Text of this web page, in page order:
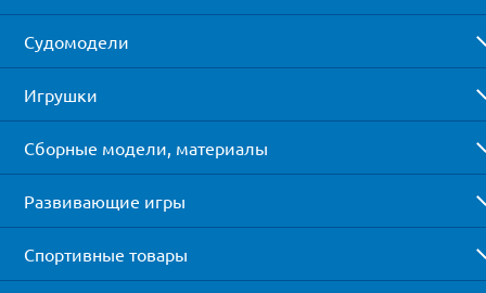
Судомодели
Игрушки
Сборные модели, материалы
Развивающие игры
Спортивные товары